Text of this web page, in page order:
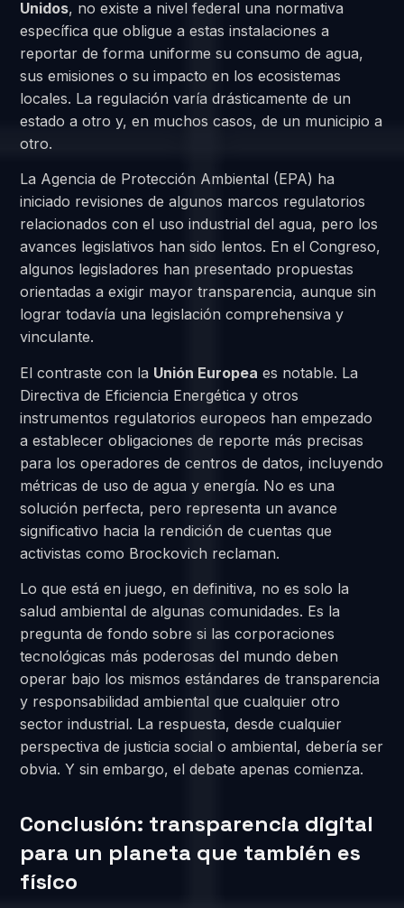
Unidos, no existe a nivel federal una normativa
específica que obligue a estas instalaciones a
reportar de forma uniforme su consumo de agua,
sus emisiones o su impacto en los ecosistemas
locales. La regulación varía drásticamente de un
estado a otro y, en muchos casos, de un municipio a
otro.
La Agencia de Protección Ambiental (EPA) ha
iniciado revisiones de algunos marcos regulatorios
relacionados con el uso industrial del agua, pero los
avances legislativos han sido lentos. En el Congreso,
algunos legisladores han presentado propuestas
orientadas a exigir mayor transparencia, aunque sin
lograr todavía una legislación comprehensiva y
vinculante.
El contraste con la Unión Europea es notable. La
Directiva de Eficiencia Energética y otros
instrumentos regulatorios europeos han empezado
a establecer obligaciones de reporte más precisas
para los operadores de centros de datos, incluyendo
métricas de uso de agua y energía. No es una
solución perfecta, pero representa un avance
significativo hacia la rendición de cuentas que
activistas como Brockovich reclaman.
Lo que está en juego, en definitiva, no es solo la
salud ambiental de algunas comunidades. Es la
pregunta de fondo sobre si las corporaciones
tecnológicas más poderosas del mundo deben
operar bajo los mismos estándares de transparencia
y responsabilidad ambiental que cualquier otro
sector industrial. La respuesta, desde cualquier
perspectiva de justicia social o ambiental, debería ser
obvia. Y sin embargo, el debate apenas comienza.
Conclusión: transparencia digital
para un planeta que también es
físico